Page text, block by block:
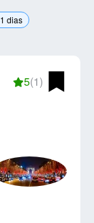
dias
5(1)